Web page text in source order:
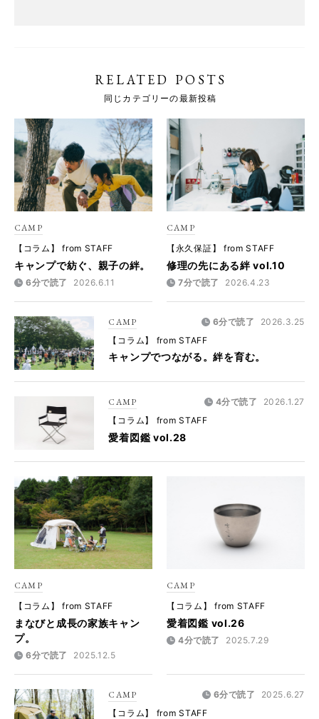
RELATED POSTS
同じカテゴリーの最新投稿
CAMP
【コラム】 from STAFF
キャンプで紡ぐ、親子の絆。
6分で読了 2026.6.11
CAMP
【永久保証】 from STAFF
修理の先にある絆 vol.10
7分で読了 2026.4.23
CAMP 6分で読了
2026.3.25
【コラム】 from STAFF
キャンプでつながる。絆を育む。
CAMP 4分で読了
2026.1.27
【コラム】 from STAFF
愛着図鑑 vol.28
CAMP
【コラム】 from STAFF
まなびと成長の家族キャン
プ。
6分で読了 2025.12.5
CAMP
【コラム】 from STAFF
愛着図鑑 vol.26
4分で読了 2025.7.29
CAMP 6分で読了
2025.6.27
【コラム】 from STAFF